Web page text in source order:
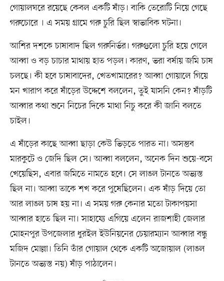
গোয়ালঘরে রয়েছে কেবল একটি ষাঁড়। বাকি তেরোটি নিয়ে গেছে
গরুচোরে । এ সময় গ্রামে গরু চুরি ছিল স্বাভাবিক ঘটনা।
আশির দশকে চাষাবাদ ছিল গরুনির্ভর। গরুগুলো চুরি হয়ে গেলে
আব্বা ও বড় চাচার মাথায় হাত পড়ল। কারণ, ভরা বর্ষায় জমি চাষ
চলছে। কী হবে চাষাবাদের, খেতখামারের? আব্বা গোয়ালে গিয়ে
মন খারাপ করে ষাঁড়ের উদ্দেশে বললেন, তুই যাসনি কেন? ষাঁড়টি
আব্বার কথা শুনে নিচের দিকে মাথা নিচু করে কী জানি বলতে
চাইল।
এ ষাঁড়ের কাছে আব্বা ছাড়া কেউ ভিড়তে পারত না। অসম্ভব
মারকুটে ও জেদি ছিল সে। আব্বা বললেন, অনেক দিন শুয়ে-বসে
খেয়েছিস, এবার জমিতে নামতে হবে। সে লাঙল টানতে অভ্যস্ত
ছিল না। আব্বা তাকে শখ করে পুষেছিলেন। এক ষাঁড় দিয়ে তো
আর লাঙল চাষ হয় না। এ সময় গরু কেনার মতো টাকাপয়সা
আব্বার হাতে ছিল না। সাহায্যে এগিয়ে এলেন রাজশাহী জেলার
মোহনপুর উপজেলার ধুরইল ইউনিয়নের চেয়ারম্যান আব্বার বন্ধু
মজিদ মোল্লা। তিনি তাঁর গোয়াল থেকে একটি অজোয়াল (লাঙল
টানতে অভ্যস্ত নয়) ষাঁড় পাঠালেন।